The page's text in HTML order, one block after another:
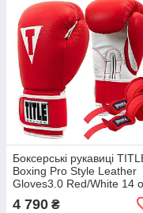
Боксерські рукавиці
Boxing Pro Style Leather
Gloves3.0 Red/White 14
4 790 ₴